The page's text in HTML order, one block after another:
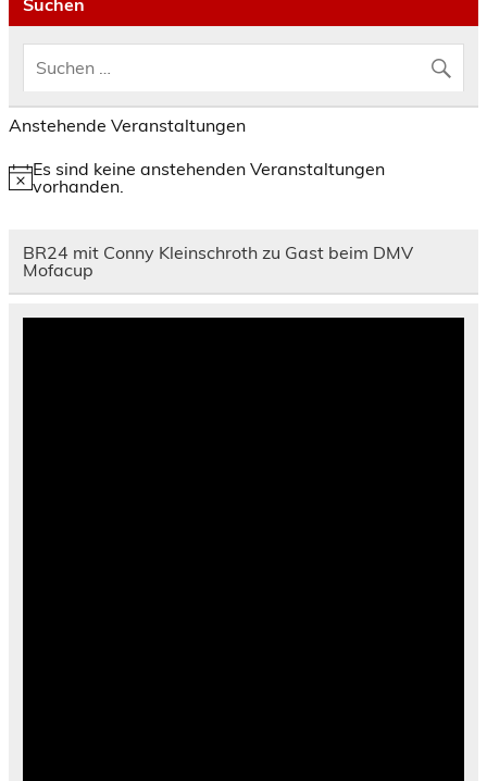
Anstehende Veranstaltungen
Hinweis
Es sind keine anstehenden Veranstaltungen
vorhanden.
BR24 mit Conny Kleinschroth zu Gast beim DMV
Mofacup